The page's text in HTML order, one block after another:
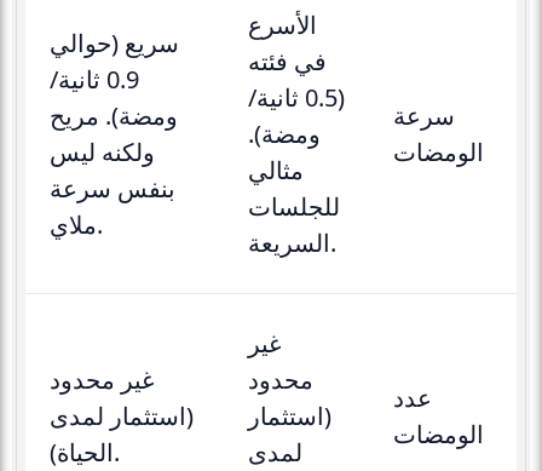
سرعة
الومضات
الأسرع
في فئته
(0.5 ثانية/
ومضة).
مثالي
للجلسات
السريعة.
سريع (حوالي
0.9 ثانية/
ومضة). مريح
ولكنه ليس
بنفس سرعة
ملاي.
عدد
الومضات
غير
محدود
(استثمار
لمدى
غير محدود
(استثمار لمدى
الحياة).